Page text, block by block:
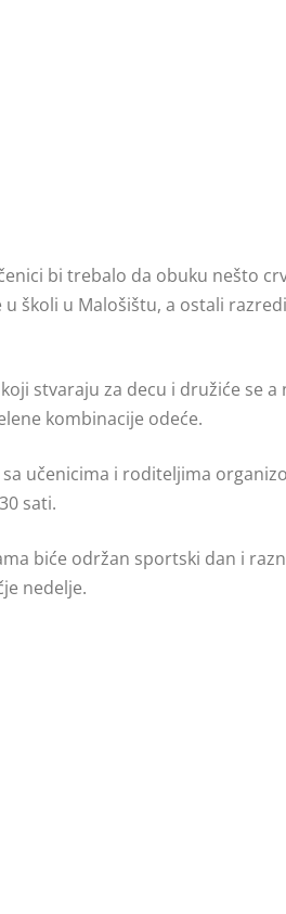
bi trebalo da obuku nešto
školi u Malošištu, a ostali
stvaraju za decu i družiće se
kombinacije odeće.
učenicima i roditeljima
sati.
biće održan sportski dan i
nedelje.